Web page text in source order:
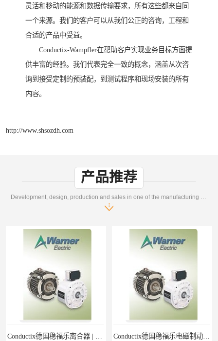
灵活和移动的能源和数据传输要求，所有这些都来自同
一个来源。我们的客户可以从我们公正的咨询，工程和
合适的产品中受益。
Conductix-Wampfler在帮助客户实现业务目标方面提
供丰富的经验。我们代表完全一致的概念，涵盖从次咨
询到接受定制的预装配，到测试程序和现场安装的所有
内容。
http://www.shsozdh.com
产品推荐